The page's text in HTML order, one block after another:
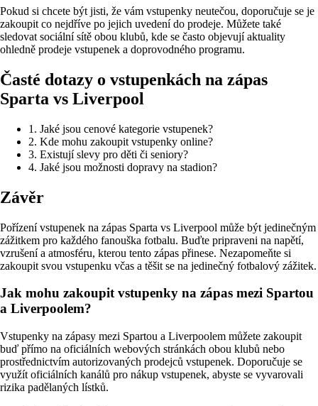
Pokud si chcete být jisti, že vám vstupenky neutečou, doporučuje se je
zakoupit co nejdříve po jejich uvedení do prodeje. Můžete také
sledovat sociální sítě obou klubů, kde se často objevují aktuality
ohledně prodeje vstupenek a doprovodného programu.
Časté dotazy o vstupenkách na zápas
Sparta vs Liverpool
1. Jaké jsou cenové kategorie vstupenek?
2. Kde mohu zakoupit vstupenky online?
3. Existují slevy pro děti či seniory?
4. Jaké jsou možnosti dopravy na stadion?
Závěr
Pořízení vstupenek na zápas Sparta vs Liverpool může být jedinečným
zážitkem pro každého fanouška fotbalu. Buďte pripraveni na napětí,
vzrušení a atmosféru, kterou tento zápas přinese. Nezapomeňte si
zakoupit svou vstupenku včas a těšit se na jedinečný fotbalový zážitek.
Jak mohu zakoupit vstupenky na zápas mezi Spartou
a Liverpoolem?
Vstupenky na zápasy mezi Spartou a Liverpoolem můžete zakoupit
buď přímo na oficiálních webových stránkách obou klubů nebo
prostřednictvím autorizovaných prodejců vstupenek. Doporučuje se
využít oficiálních kanálů pro nákup vstupenek, abyste se vyvarovali
rizika padělaných lístků.